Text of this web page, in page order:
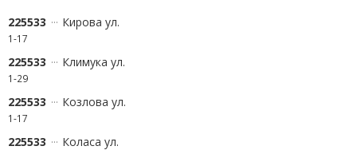
225533 Кирова ул.
1-17
225533 Климука ул.
1-29
225533 Козлова ул.
1-17
225533 Коласа ул.